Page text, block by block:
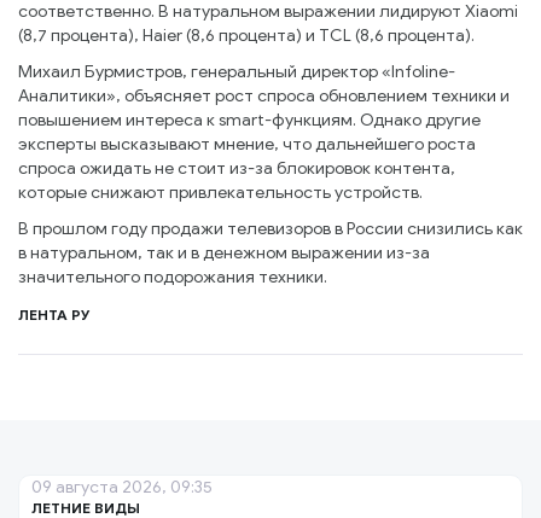
соответственно. В натуральном выражении лидируют Xiaomi
(8,7 процента), Haier (8,6 процента) и TCL (8,6 процента).
Михаил Бурмистров, генеральный директор «Infoline-
Аналитики», объясняет рост спроса обновлением техники и
повышением интереса к smart-функциям. Однако другие
эксперты высказывают мнение, что дальнейшего роста
спроса ожидать не стоит из-за блокировок контента,
которые снижают привлекательность устройств.
В прошлом году продажи телевизоров в России снизились как
в натуральном, так и в денежном выражении из-за
значительного подорожания техники.
ЛЕНТА РУ
ЛЕТНИЕ ВИДЫ
09 августа 2026, 09:35